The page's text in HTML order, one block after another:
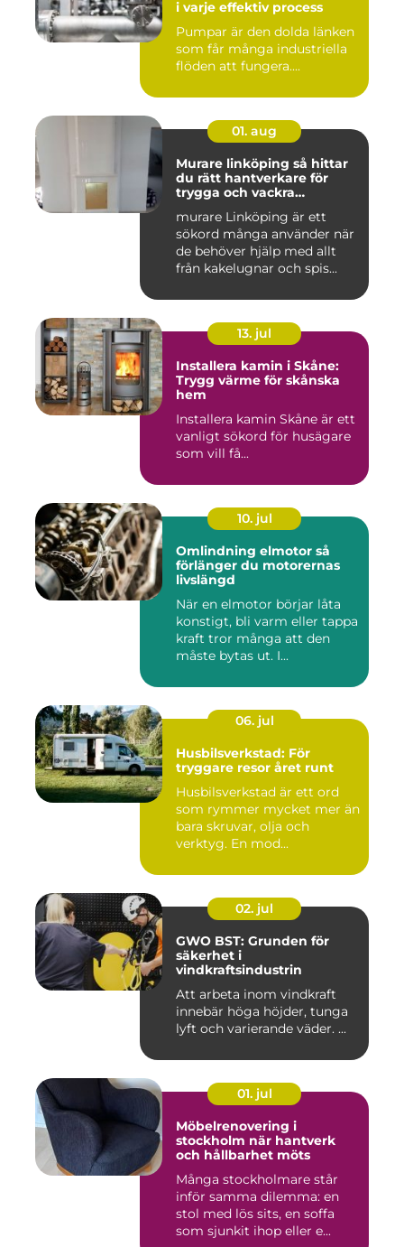
i varje effektiv process
Pumpar är den dolda länken
som får många industriella
flöden att fungera....
01. aug
Murare linköping så hittar
du rätt hantverkare för
trygga och vackra
murare Linköping är ett
sökord många använder när
de behöver hjälp med allt
från kakelugnar och spis...
13. jul
Installera kamin i Skåne:
Trygg värme för skånska
hem
Installera kamin Skåne är ett
vanligt sökord för husägare
som vill få...
10. jul
Omlindning elmotor så
förlänger du motorernas
livslängd
När en elmotor börjar låta
konstigt, bli varm eller tappa
kraft tror många att den
måste bytas ut. I...
06. jul
Husbilsverkstad: För
tryggare resor året runt
Husbilsverkstad är ett ord
som rymmer mycket mer än
bara skruvar, olja och
verktyg. En mod...
02. jul
GWO BST: Grunden för
säkerhet i
vindkraftsindustrin
Att arbeta inom vindkraft
innebär höga höjder, tunga
lyft och varierande väder. ...
01. jul
Möbelrenovering i
stockholm när hantverk
och hållbarhet möts
Många stockholmare står
inför samma dilemma: en
stol med lös sits, en soffa
som sjunkit ihop eller e...